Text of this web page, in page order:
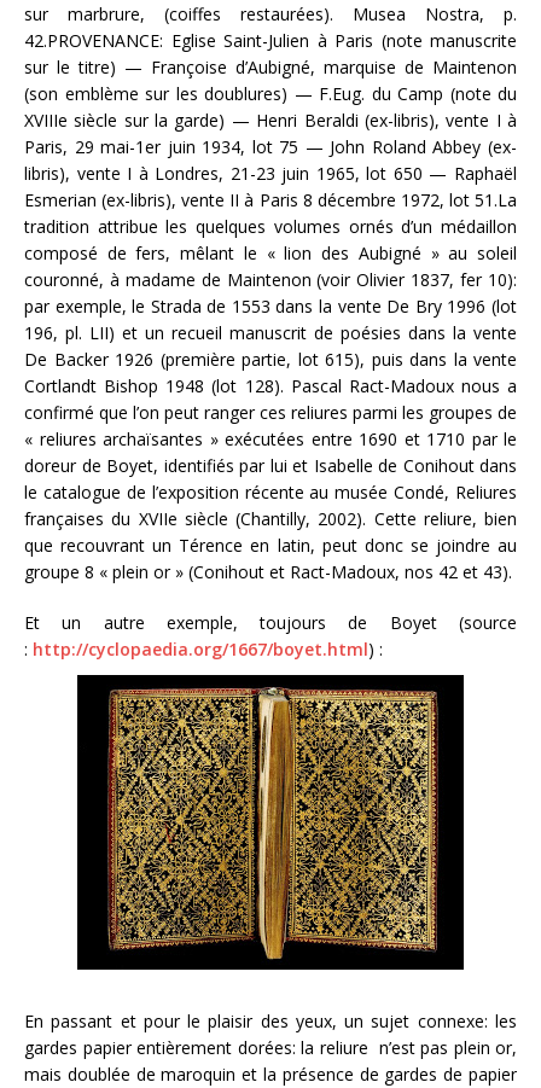
sur marbrure, (coiffes restaurées). Musea Nostra, p.
42.PROVENANCE: Eglise Saint-Julien à Paris (note manuscrite
sur le titre) — Françoise d’Aubigné, marquise de Maintenon
(son emblème sur les doublures) — F.Eug. du Camp (note du
XVIIIe siècle sur la garde) — Henri Beraldi (ex-libris), vente I à
Paris, 29 mai-1er juin 1934, lot 75 — John Roland Abbey (ex-
libris), vente I à Londres, 21-23 juin 1965, lot 650 — Raphaël
Esmerian (ex-libris), vente II à Paris 8 décembre 1972, lot 51.La
tradition attribue les quelques volumes ornés d’un médaillon
composé de fers, mêlant le « lion des Aubigné » au soleil
couronné, à madame de Maintenon (voir Olivier 1837, fer 10):
par exemple, le Strada de 1553 dans la vente De Bry 1996 (lot
196, pl. LII) et un recueil manuscrit de poésies dans la vente
De Backer 1926 (première partie, lot 615), puis dans la vente
Cortlandt Bishop 1948 (lot 128). Pascal Ract-Madoux nous a
confirmé que l’on peut ranger ces reliures parmi les groupes de
« reliures archaïsantes » exécutées entre 1690 et 1710 par le
doreur de Boyet, identifiés par lui et Isabelle de Conihout dans
le catalogue de l’exposition récente au musée Condé, Reliures
françaises du XVIIe siècle (Chantilly, 2002). Cette reliure, bien
que recouvrant un Térence en latin, peut donc se joindre au
groupe 8 « plein or » (Conihout et Ract-Madoux, nos 42 et 43).
Et un autre exemple, toujours de Boyet (source
: http://cyclopaedia.org/1667/boyet.html) :
En passant et pour le plaisir des yeux, un sujet connexe: les
gardes papier entièrement dorées: la reliure n’est pas plein or,
mais doublée de maroquin et la présence de gardes de papier